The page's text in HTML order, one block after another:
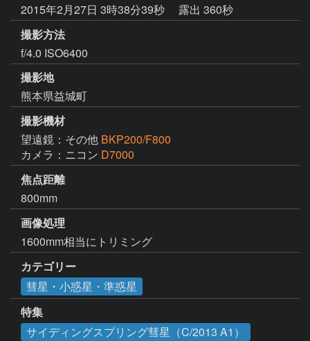
2015年2月27日 3時38分39秒
露出 360秒
撮影方法
f/4.0 ISO6400
撮影地
熊本県益城町
撮影機材
望遠鏡：その他 BKP200/F800
カメラ：ニコン D7000
焦点距離
800mm
画像処理
1600mm相当にトリミング
カテゴリー
彗星・小惑星・準惑星
特集
サイディングスプリング彗星（C/2013 A1）